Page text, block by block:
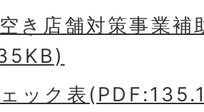
き店舗対策事業補
ック表